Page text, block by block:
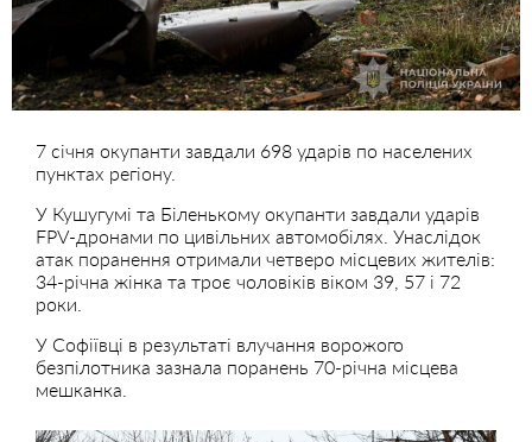
7 січня окупанти завдали 698 ударів по населених
пунктах регіону.
У Кушугумі та Біленькому окупанти завдали ударів
FPV-дронами по цивільних автомобілях. Унаслідок
атак поранення отримали четверо місцевих жителів:
34-річна жінка та троє чоловіків віком 39, 57 і 72
роки.
У Софіївці в результаті влучання ворожого
безпілотника зазнала поранень 70-річна місцева
мешканка.